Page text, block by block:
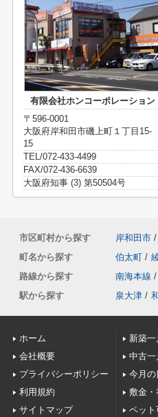
有限会社ホンコーポレーション
〒596-0001
大阪府岸和田市磯上町１丁目15-
15
TEL/072-433-4499
FAX/072-436-6639
大阪府知事 (3) 第50504号
市区町村から探す 岸和田市 /
町名から探す
伯太町 /
路線から探す
南海本線 /
駅から探す
泉大津 /
ホーム
会社概要
プライバシーポリシー
利用規約
サイトマップ
新築
中古一
今月の
敷金・
ペット